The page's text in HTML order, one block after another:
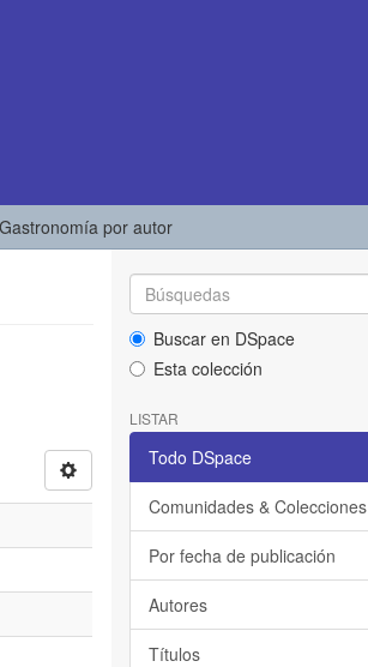
por autor
Buscar en DSpace
Esta colección
LISTAR
Todo DSpace
Comunidades & Colecciones
Por fecha de publicación
Autores
Títulos